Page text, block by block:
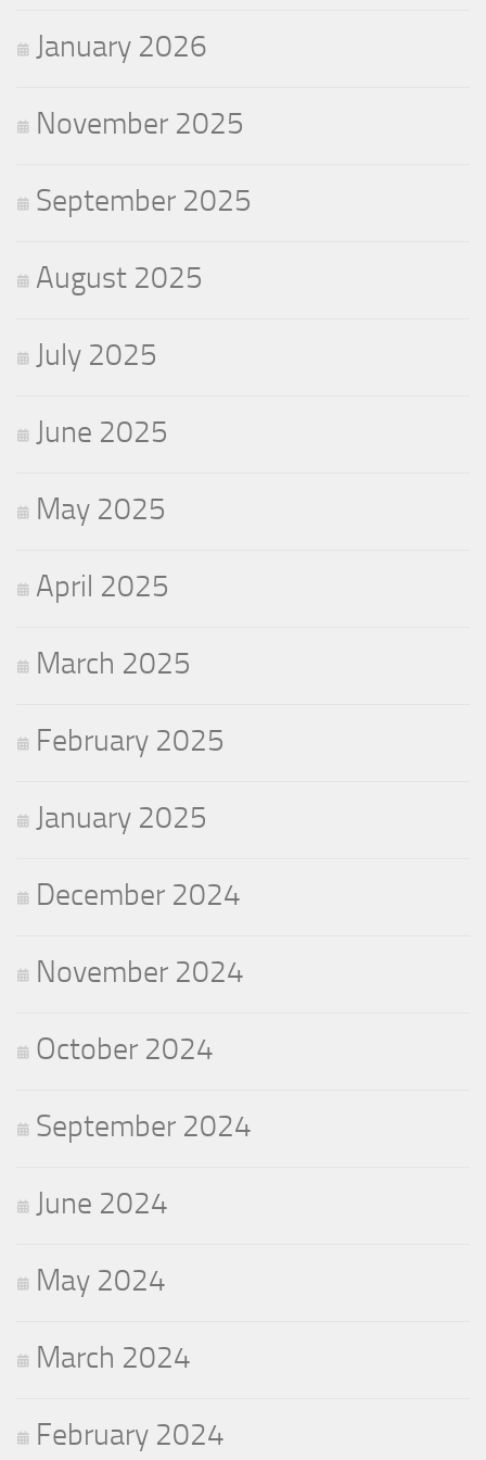
January 2026
November 2025
September 2025
August 2025
July 2025
June 2025
May 2025
April 2025
March 2025
February 2025
January 2025
December 2024
November 2024
October 2024
September 2024
June 2024
May 2024
March 2024
February 2024